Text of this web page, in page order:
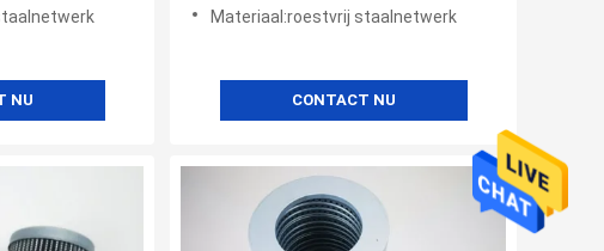
NU
Materiaal:roestvrij staalnetwerk
CONTACT NU